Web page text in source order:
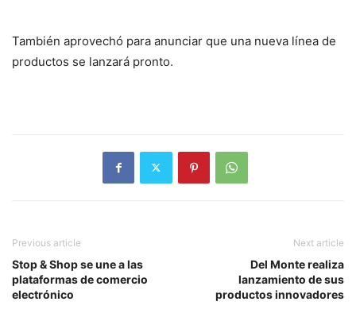
También aprovechó para anunciar que una nueva línea de
productos se lanzará pronto.
Previous article
Stop & Shop se une a las
plataformas de comercio
electrónico
Next article
Del Monte realiza
lanzamiento de sus
productos innovadores